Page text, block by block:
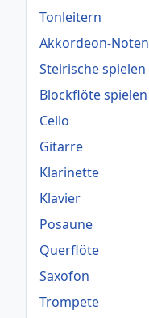
Tonleitern
Akkordeon-Noten
Steirische spielen
Blockflöte spielen
Cello
Gitarre
Klarinette
Klavier
Posaune
Querflöte
Saxofon
Trompete